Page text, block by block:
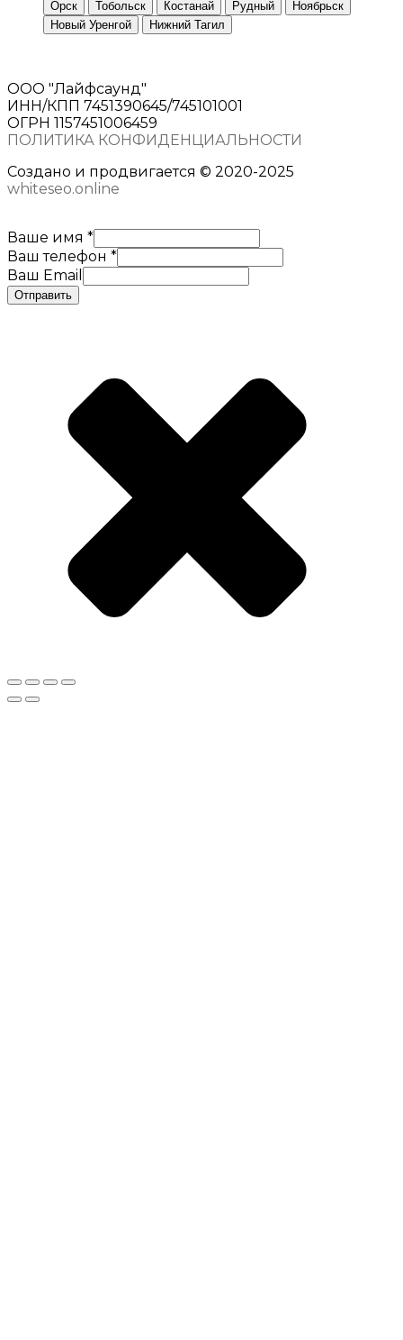
Орск Тобольск Костанай Рудный
Ноябрьск
Новый Уренгой
Нижний Тагил
ООО "Лайфсаунд"
ИНН/КПП 7451390645/745101001
ОГРН 1157451006459
ПОЛИТИКА КОНФИДЕНЦИАЛЬНОСТИ
Создано и продвигается © 2020-2025
whiteseo.online
Ваше имя *
Ваш телефон *
Ваш Email
Отправить